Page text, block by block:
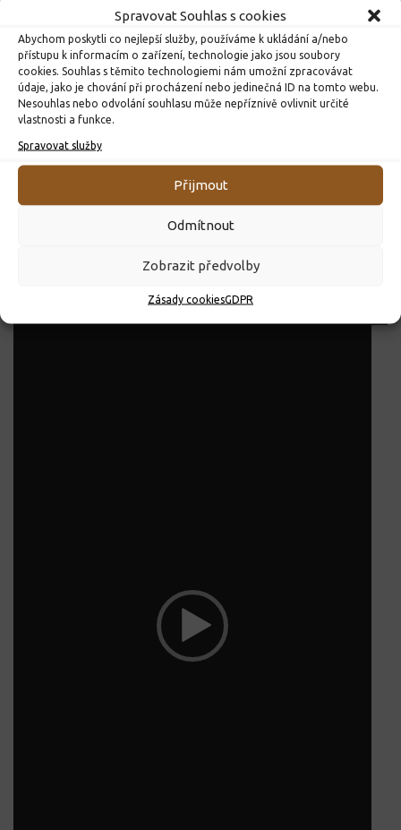
Spravovat Souhlas s cookies
Abychom poskytli co nejlepší služby, používáme k ukládání a/nebo
přístupu k informacím o zařízení, technologie jako jsou soubory
cookies. Souhlas s těmito technologiemi nám umožní zpracovávat
údaje, jako je chování při procházení nebo jedinečná ID na tomto webu.
Nesouhlas nebo odvolání souhlasu může nepříznivě ovlivnit určité
vlastnosti a funkce.
Spravovat služby
Přijmout
Odmítnout
Zobrazit předvolby
Zásady cookiesGDPR
Video
přehrávač